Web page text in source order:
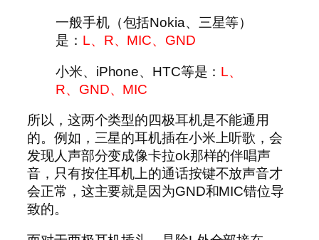
一般手机（包括Nokia、三星等）
是： L、R、MIC、GND
小米、iPhone、HTC等是： L、
R、GND、MIC
所以，这两个类型的四极耳机是不能通用
的。例如，三星的耳机插在小米上听歌，会
发现人声部分变成像卡拉ok那样的伴唱声
音，只有按住耳机上的通话按键不放声音才
会正常，这主要就是因为GND和MIC错位导
致的。